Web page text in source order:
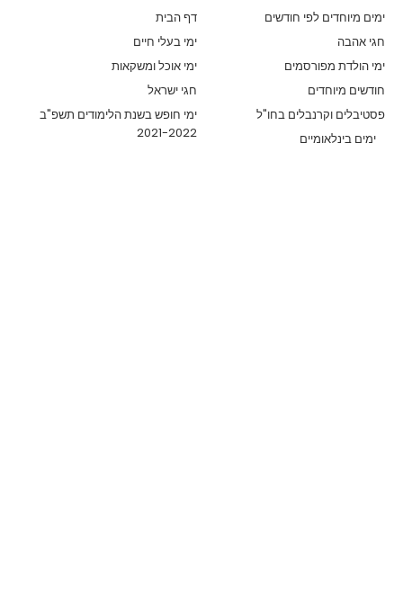
דף הבית
ימים מיוחדים לפי חודשים
ימי בעלי חיים
חגי אהבה
ימי אוכל ומשקאות
ימי הולדת מפורסמים
חגי ישראל
חודשים מיוחדים
ימי חופש בשנת הלימודים תשפ"ב
2021-2022
פסטיבלים וקרנבלים בחו"ל
ימים בינלאומיים